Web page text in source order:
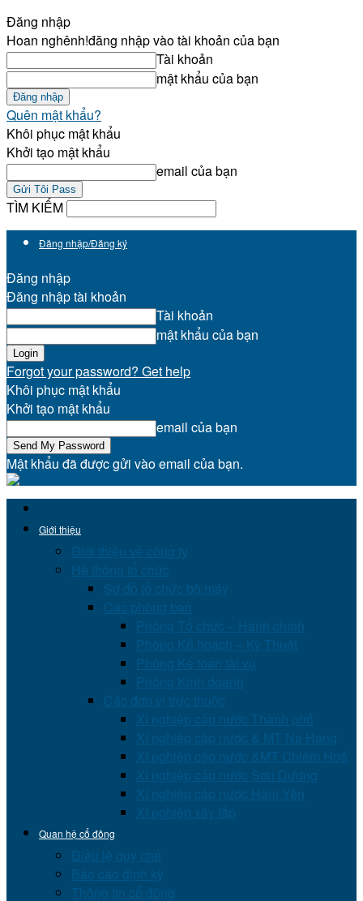
Đăng nhập
Hoan nghênh!đăng nhập vào tài khoản của bạn
Tài khoản
mật khẩu của bạn
Quên mật khẩu?
Khôi phục mật khẩu
Khởi tạo mật khẩu
email của bạn
TÌM KIẾM
Đăng nhập/Đăng ký
Đăng nhập
Đăng nhập tài khoản
Tài khoản
mật khẩu của bạn
Forgot your password? Get help
Khôi phục mật khẩu
Khởi tạo mật khẩu
email của bạn
Mật khẩu đã được gửi vào email của bạn.
Giới thiệu
Giới thiệu về công ty
Hệ thống tổ chức
Sơ đồ tổ chức bộ máy
Các phòng ban
Phòng Tổ chức – Hành chính
Phòng Kế hoạch – Kỹ Thuật
Phòng Kế toán tài vụ
Phòng Kinh doanh
Các đơn vị trực thuộc
Xí nghiệp cấp nước Thành phố
Xí nghiệp cấp nước & MT Na Hang
Xí nghiệp cấp nước &MT Chiêm Hoá
Xí nghiệp cấp nước Sơn Dương
Xí nghiệp cấp nước Hàm Yên
Xí nghiệp xây lắp
Quan hệ cổ đông
Điều lệ quy chế
Báo cáo định kỳ
Thông tin cổ đông